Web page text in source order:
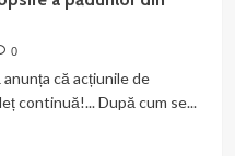
0
că acțiunile de
continuă!... După cum se...